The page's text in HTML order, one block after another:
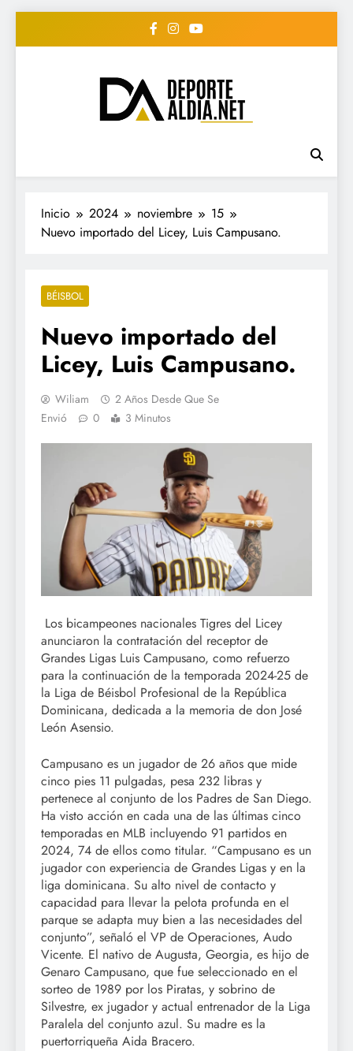
• DEPORTE AL DIA •
"Periodico Deportivo
Digital"
#deportealdiard #deportealdiaperiodico
Inicio 2024 noviembre
15
Nuevo importado del Licey, Luis Campusano.
BÉISBOL
Nuevo importado del
Licey, Luis Campusano.
Wiliam
2 Años Desde Que Se
Envió
0 3 Minutos
Los bicampeones nacionales Tigres del Licey
anunciaron la contratación del receptor de
Grandes Ligas Luis Campusano, como refuerzo
para la continuación de la temporada 2024-25 de
la Liga de Béisbol Profesional de la República
Dominicana, dedicada a la memoria de don José
León Asensio.
Campusano es un jugador de 26 años que mide
cinco pies 11 pulgadas, pesa 232 libras y
pertenece al conjunto de los Padres de San Diego.
Ha visto acción en cada una de las últimas cinco
temporadas en MLB incluyendo 91 partidos en
2024, 74 de ellos como titular. “Campusano es un
jugador con experiencia de Grandes Ligas y en la
liga dominicana. Su alto nivel de contacto y
capacidad para llevar la pelota profunda en el
parque se adapta muy bien a las necesidades del
conjunto”, señaló el VP de Operaciones, Audo
Vicente. El nativo de Augusta, Georgia, es hijo de
Genaro Campusano, que fue seleccionado en el
sorteo de 1989 por los Piratas, y sobrino de
Silvestre, ex jugador y actual entrenador de la Liga
Paralela del conjunto azul. Su madre es la
puertorriqueña Aida Bracero.